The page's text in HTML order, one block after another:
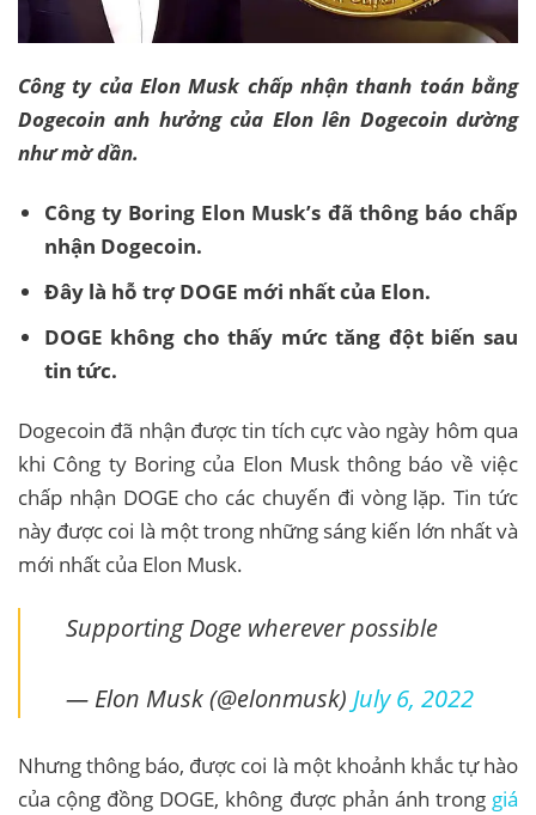
Công ty của Elon Musk chấp nhận thanh toán bằng
Dogecoin anh hưởng của Elon lên Dogecoin dường
như mờ dần.
Công ty Boring Elon Musk’s đã thông báo chấp
nhận Dogecoin.
Đây là hỗ trợ DOGE mới nhất của Elon.
DOGE không cho thấy mức tăng đột biến sau
tin tức.
Dogecoin đã nhận được tin tích cực vào ngày hôm qua
khi Công ty Boring của Elon Musk thông báo về việc
chấp nhận DOGE cho các chuyến đi vòng lặp. Tin tức
này được coi là một trong những sáng kiến ​​lớn nhất và
mới nhất của Elon Musk.
Supporting Doge wherever possible
— Elon Musk (@elonmusk) July 6, 2022
Nhưng thông báo, được coi là một khoảnh khắc tự hào
của cộng đồng DOGE, không được phản ánh trong giá